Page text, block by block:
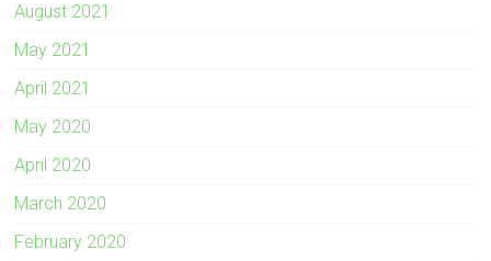
August 2021
May 2021
April 2021
May 2020
April 2020
March 2020
February 2020